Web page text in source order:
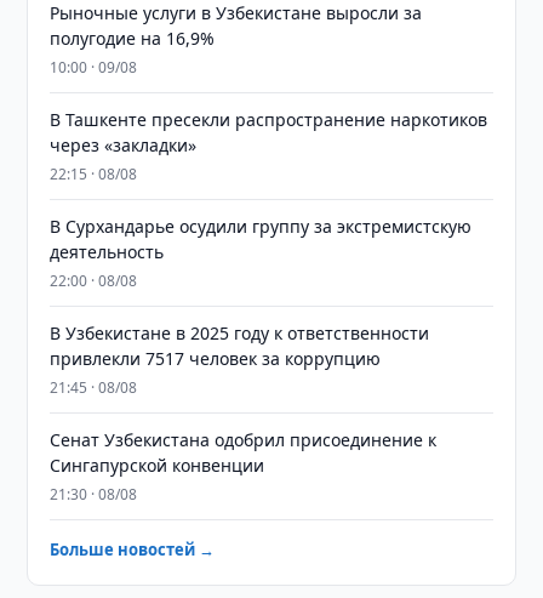
Рыночные услуги в Узбекистане выросли за
полугодие на 16,9%
10:00 · 09/08
В Ташкенте пресекли распространение наркотиков
через «закладки»
22:15 · 08/08
В Сурхандарье осудили группу за экстремистскую
деятельность
22:00 · 08/08
В Узбекистане в 2025 году к ответственности
привлекли 7517 человек за коррупцию
21:45 · 08/08
Сенат Узбекистана одобрил присоединение к
Сингапурской конвенции
21:30 · 08/08
Больше новостей →